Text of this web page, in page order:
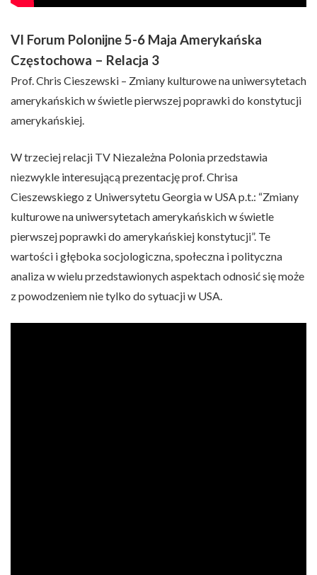
VI Forum Polonijne 5-6 Maja Amerykańska
Częstochowa – Relacja 3
Prof. Chris Cieszewski – Zmiany kulturowe na uniwersytetach
amerykańskich w świetle pierwszej poprawki do konstytucji
amerykańskiej.
W trzeciej relacji TV Niezależna Polonia przedstawia
niezwykle interesującą prezentację prof. Chrisa
Cieszewskiego z Uniwersytetu Georgia w USA p.t.: “Zmiany
kulturowe na uniwersytetach amerykańskich w świetle
pierwszej poprawki do amerykańskiej konstytucji”. Te
wartości i głęboka socjologiczna, społeczna i polityczna
analiza w wielu przedstawionych aspektach odnosić się może
z powodzeniem nie tylko do sytuacji w USA.